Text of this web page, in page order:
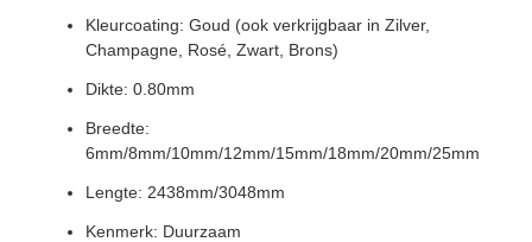
Kleurcoating: Goud (ook verkrijgbaar in Zilver,
Champagne, Rosé, Zwart, Brons)
Dikte: 0.80mm
Breedte:
6mm/8mm/10mm/12mm/15mm/18mm/20mm/25mm
Lengte: 2438mm/3048mm
Kenmerk: Duurzaam